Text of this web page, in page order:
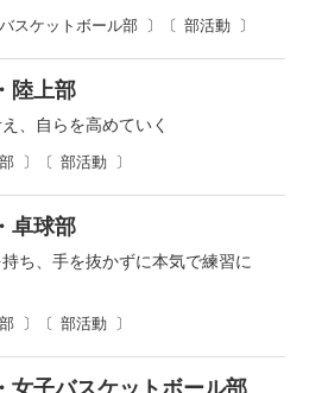
スケットボール部 部活動
部活動
陸上部
、自らを高めていく
部活動
卓球部
ち、手を抜かずに本気で練習に